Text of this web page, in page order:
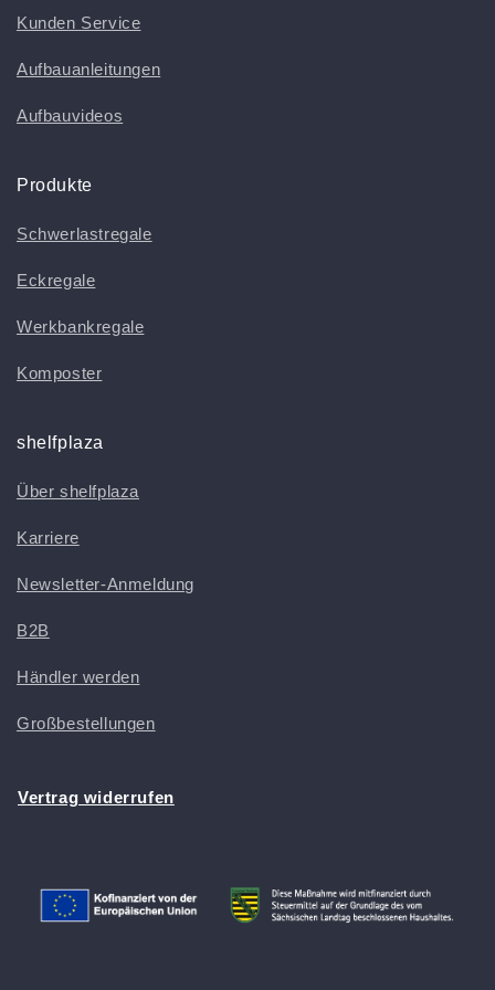
Kunden Service
Aufbauanleitungen
Aufbauvideos
Produkte
Schwerlastregale
Eckregale
Werkbankregale
Komposter
shelfplaza
Über shelfplaza
Karriere
Newsletter-Anmeldung
B2B
Händler werden
Großbestellungen
Vertrag widerrufen